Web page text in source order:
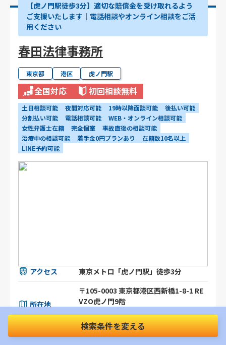
【虎ノ門駅徒歩3分】適切な賠償金を受け取れるよう
ご支援いたします│電話相談やオンライン相談をご活
用ください
春田法律事務所
東京都 港区 虎ノ門駅
全国対応 初回相談無料
土日相談可能 夜間対応可能 19時以降面談可能
後払い可能
分割払い可能
電話相談可能
WEB・オンライン相談可能
女性弁護士在籍
完全個室
事故直後の相談可能
治療中の相談可能
着手金0円プランあり
在籍数10名以上
LINE予約可能
アクセス 東京メトロ「虎ノ門駅」徒歩3分
所在地
〒105-0003 東京都港区⻄新橋1-8-1 RE
VZO虎ノ門9階
MAP
対応エリア 東京都 全国オンライン相談可
検索条件を変える